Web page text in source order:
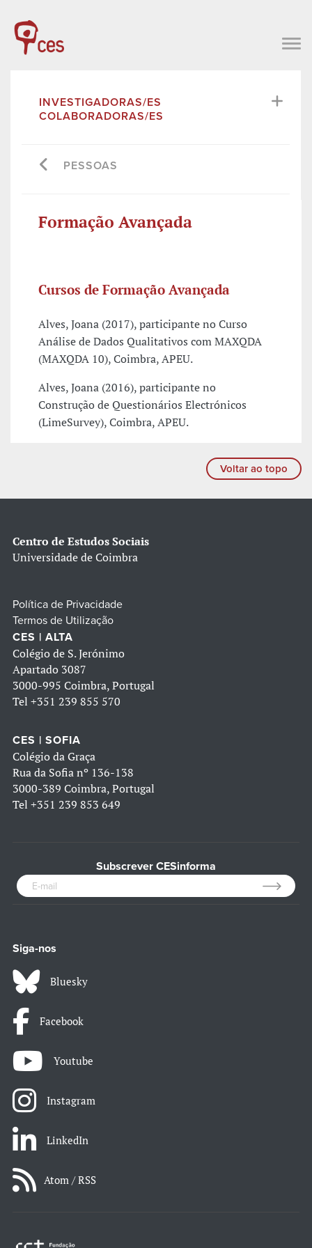
INVESTIGADORAS/ES
COLABORADORAS/ES
PESSOAS
Formação Avançada
Cursos de Formação Avançada
Alves, Joana (2017), participante no Curso
Análise de Dados Qualitativos com MAXQDA
(MAXQDA 10), Coimbra, APEU.
Alves, Joana (2016), participante no
Construção de Questionários Electrónicos
(LimeSurvey), Coimbra, APEU.
Voltar ao topo
Centro de Estudos Sociais
Universidade de Coimbra
Política de Privacidade
Termos de Utilização
CES | ALTA
Colégio de S. Jerónimo
Apartado 3087
3000-995 Coimbra, Portugal
Tel +351 239 855 570
CES | SOFIA
Colégio da Graça
Rua da Sofia nº 136-138
3000-389 Coimbra, Portugal
Tel +351 239 853 649
Subscrever CESinforma
Siga-nos
Bluesky
Facebook
Youtube
Instagram
LinkedIn
Atom / RSS